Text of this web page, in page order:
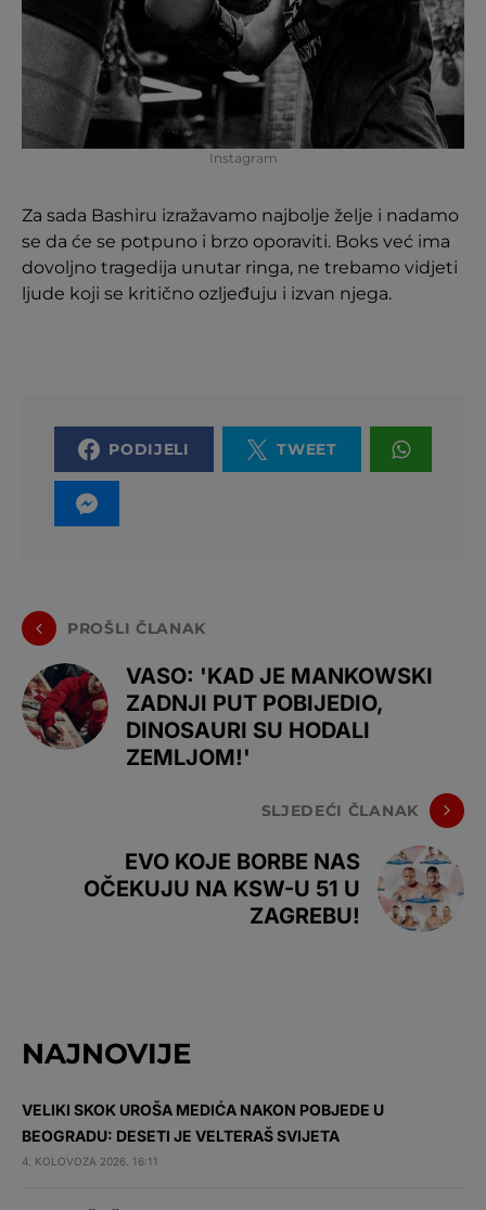
Instagram
Za sada Bashiru izražavamo najbolje želje i nadamo
se da će se potpuno i brzo oporaviti. Boks već ima
dovoljno tragedija unutar ringa, ne trebamo vidjeti
ljude koji se kritično ozljeđuju i izvan njega.
PODIJELI TWEET
PROŠLI ČLANAK
VASO: 'KAD JE MANKOWSKI
ZADNJI PUT POBIJEDIO,
DINOSAURI SU HODALI
ZEMLJOM!'
SLJEDEĆI ČLANAK
EVO KOJE BORBE NAS
OČEKUJU NA KSW-U 51 U
ZAGREBU!
NAJNOVIJE
VELIKI SKOK UROŠA MEDIĆA NAKON POBJEDE U
BEOGRADU: DESETI JE VELTERAŠ SVIJETA
4. KOLOVOZA 2026. 16:11